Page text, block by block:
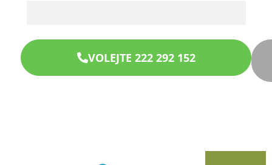
VOLEJTE 222 292 152